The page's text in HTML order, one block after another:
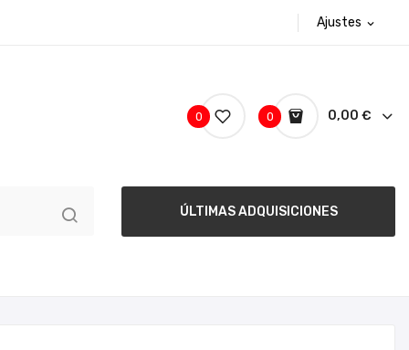
Ajustes expand_more
0 0,00 €
0
ÚLTIMAS ADQUISICIONES